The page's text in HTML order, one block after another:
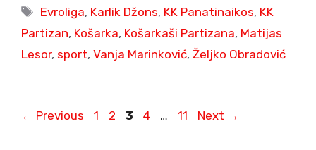
Tags
Evroliga, Karlik Džons, KK Panatinaikos, KK
Partizan, Košarka, Košarkaši Partizana, Matijas
Lesor, sport, Vanja Marinković, Željko Obradović
← Previous Page
1 Page
2 Page
3 Page
4 … Page
11 Next →